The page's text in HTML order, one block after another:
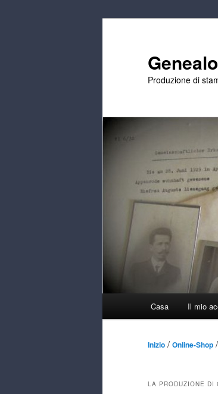
Produzione di
Casa Il mio
Inizio / Online-Shop
LA PRODUZIONE DI